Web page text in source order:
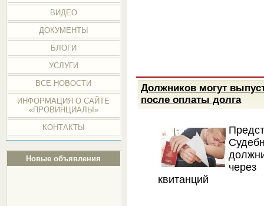
ВИДЕО
ДОКУМЕНТЫ
БЛОГИ
УСЛУГИ
ВСЕ НОВОСТИ
ИНФОРМАЦИЯ О САЙТЕ
«ПРОВИНЦИАЛЫ»
КОНТАКТЫ
Новые объявления
Должников могут
после оплаты долга
квитанций